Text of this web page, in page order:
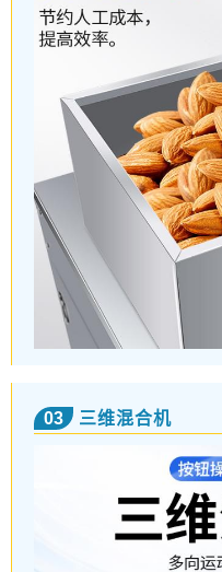
03 三维混合机